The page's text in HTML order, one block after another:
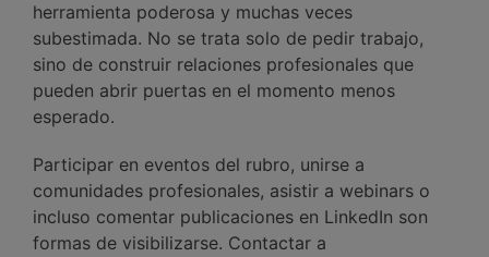
herramienta poderosa y muchas veces
subestimada. No se trata solo de pedir trabajo,
sino de construir relaciones profesionales que
pueden abrir puertas en el momento menos
esperado.
Participar en eventos del rubro, unirse a
comunidades profesionales, asistir a webinars o
incluso comentar publicaciones en LinkedIn son
formas de visibilizarse. Contactar a